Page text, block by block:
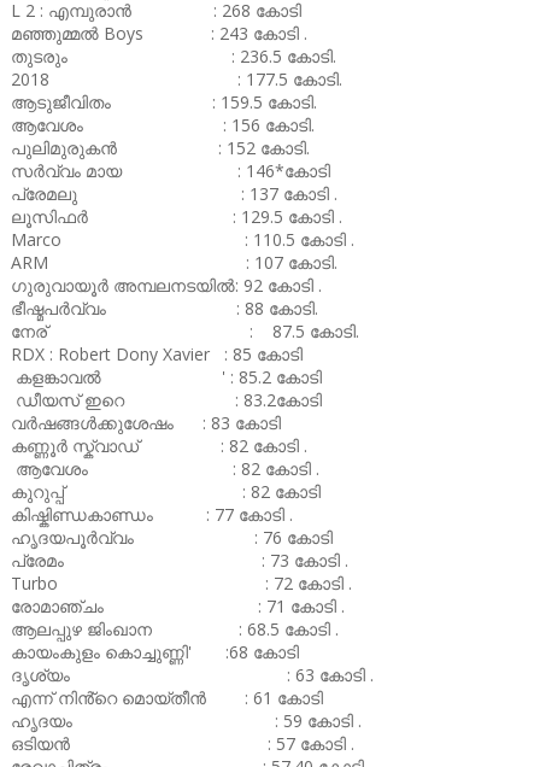
L 2 : എമ്പുരാൻ : 268 കോടി
മഞ്ഞുമ്മൽ Boys : 243 കോടി .
തുടരും : 236.5 കോടി.
2018 : 177.5 കോടി.
ആടുജീവിതം : 159.5 കോടി.
ആവേശം : 156 കോടി.
പുലിമുരുകൻ : 152 കോടി.
സർവ്വം മായ : 146*കോടി
പ്രേമലു : 137 കോടി .
ലൂസിഫർ : 129.5 കോടി .
Marco : 110.5 കോടി .
ARM : 107 കോടി.
ഗുരുവായൂർ അമ്പലനടയിൽ: 92 കോടി .
ഭീഷ്മപർവ്വം : 88 കോടി.
നേര് : 87.5 കോടി.
RDX : Robert Dony Xavier : 85 കോടി
കളങ്കാവൽ ' : 85.2 കോടി
ഡീയസ് ഇറെ : 83.2കോടി
വർഷങ്ങൾക്കുശേഷം : 83 കോടി
കണ്ണൂർ സ്ക്വാഡ് : 82 കോടി .
ആവേശം : 82 കോടി .
കുറുപ്പ് : 82 കോടി
കിഷ്കിണ്ഡകാണ്ഡം : 77 കോടി .
ഹൃദയപൂർവ്വം : 76 കോടി
പ്രേമം : 73 കോടി .
Turbo : 72 കോടി .
രോമാഞ്ചം : 71 കോടി .
ആലപ്പുഴ ജിംഖാന : 68.5 കോടി .
കായംകുളം കൊച്ചുണ്ണി' :68 കോടി
ദൃശ്യം : 63 കോടി .
എന്ന് നിൻ്റെ മൊയ്തീൻ : 61 കോടി
ഹൃദയം : 59 കോടി .
ഒടിയൻ : 57 കോടി .